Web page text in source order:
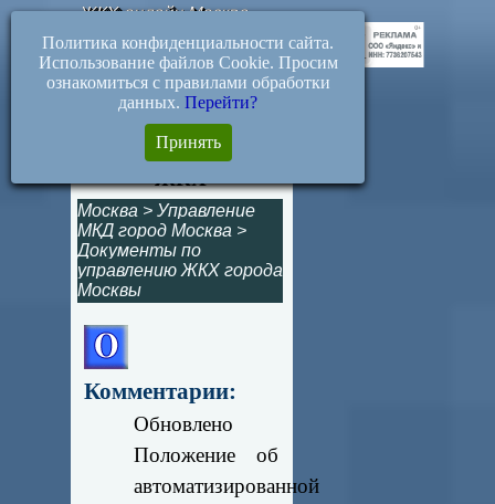
ЖКХ-онлайн.Москва
1189-ПП. Обновлено
Положение об ОДС
ЖКХ
Москва >Управление
МКД город Москва >
Документы по
управлению ЖКХ города
Москвы
Комментарии:
Обновлено
Положение об
автоматизированной
Политика конфиденциальности сайта.
Использование файлов Cookie. Просим
ознакомиться с правилами обработки
данных. Перейти?
Принять